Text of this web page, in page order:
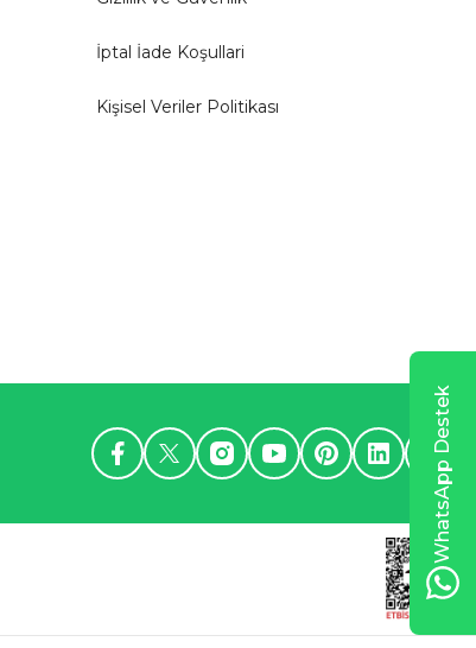
İptal İade Koşullari
Kişisel Veriler Politikası
WhatsApp Destek